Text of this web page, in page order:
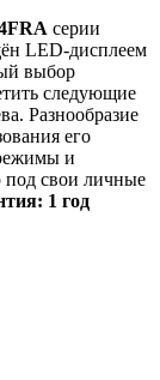
серии
LED-дисплеем
выбор
следующие
Разнообразие
его
и
под свои личные
1 год